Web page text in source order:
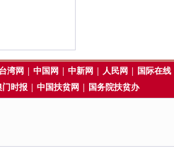
湾网 中国网 中新网 人民网
国际在线
门时报 中国扶贫网 国务院扶贫办